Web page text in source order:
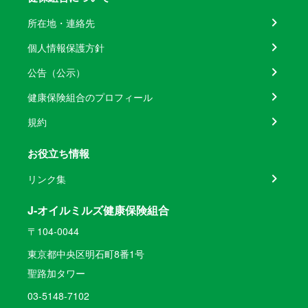
所在地・連絡先
個人情報保護方針
公告（公示）
健康保険組合のプロフィール
規約
お役立ち情報
リンク集
J-オイルミルズ健康保険組合
〒104-0044
東京都中央区明石町8番1号
聖路加タワー
03-5148-7102